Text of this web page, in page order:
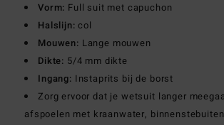
Vorm: Full suit met capuchon
Halslijn: col
Mouwen: Lange mouwen
Dikte: 5/4 mm dikte
Ingang: Instaprits bij de borst
Zorg ervoor dat je wetsuit langer
afspoelen met kraanwater,